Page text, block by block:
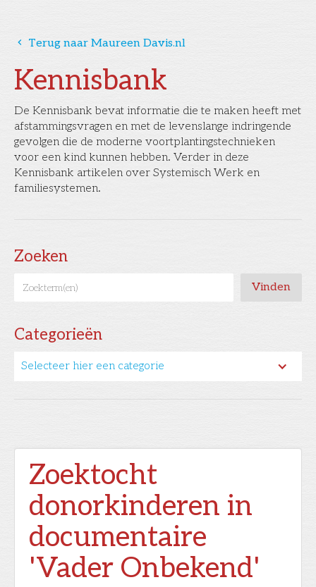
Kennisbank
De Kennisbank bevat informatie die te maken heeft met
afstammingsvragen en met de levenslange indringende
gevolgen die de moderne voortplantingstechnieken
voor een kind kunnen hebben. Verder in deze
Kennisbank artikelen over Systemisch Werk en
familiesystemen.
Zoeken
Categorieën
Selecteer hier een categorie
󰅁 Terug naar Maureen Davis.nl
Zoektocht
donorkinderen in
documentaire
'Vader Onbekend'